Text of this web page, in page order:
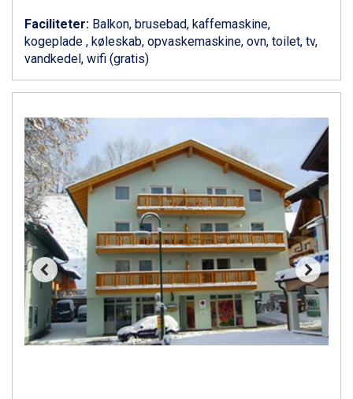
Canazei fra DKK 4.745
Livigno fra DKK 4.145
Ponte di Legno fra DKK 4.745
Sauze dOulx fra DKK 4.045
Bad Gastein fra DKK 4.195
Arabba fra DKK 7.045
La Thuile fra DKK 4.595
Val Thorens fra DKK 5.395
Cervinia fra DKK 5.295
Saalbach fra DKK 5.945
Sölden fra DKK 8.445
Bad Hofgastein fra DKK 5.495
Passo Tonale fra DKK 3.795
Champoluc fra DKK 3.795
Sestriere fra DKK 4.395
Fieberbrunn fra DKK 6.145
Wagrain fra DKK 4.645
Ischgl fra DKK 7.095
Faciliteter: Balkon, brusebad, kaffemaskine,
kogeplade , køleskab, opvaskemaskine, ovn, toilet, tv,
vandkedel, wifi (gratis)